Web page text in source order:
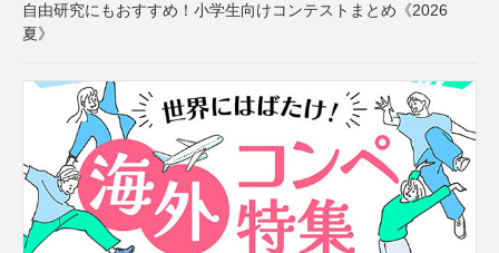
自由研究にもおすすめ！小学生向けコンテストまとめ《2026
夏》